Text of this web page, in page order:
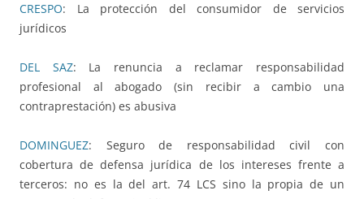
CRESPO: La protección del consumidor de servicios
jurídicos
DEL SAZ: La renuncia a reclamar responsabilidad
profesional al abogado (sin recibir a cambio una
contraprestación) es abusiva
DOMINGUEZ: Seguro de responsabilidad civil con
cobertura de defensa jurídica de los intereses frente a
terceros: no es la del art. 74 LCS sino la propia de un